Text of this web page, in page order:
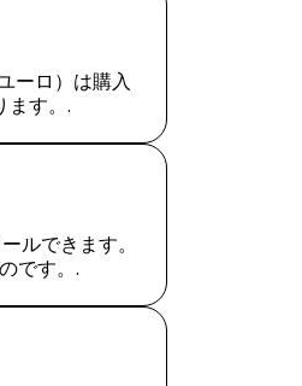
ーロ）は購入
ます。.
ルできます。
です。.